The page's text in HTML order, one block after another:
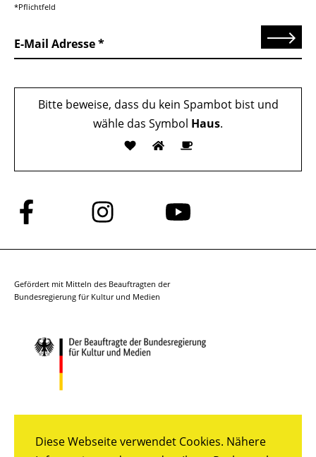
Diese Webseite verwendet Cookies. Nähere
*Pflichtfeld
E-Mail Adresse Senden
Bitte beweise, dass du kein Spambot bist und
wähle das Symbol Haus.
Folge
uns
auf
Folge
uns
auf
Folge
auf
Gefördert mit Mitteln des Beauftragten der
Bundesregierung für Kultur und Medien